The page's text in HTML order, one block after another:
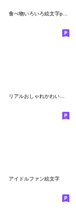
アイドルファン絵文字